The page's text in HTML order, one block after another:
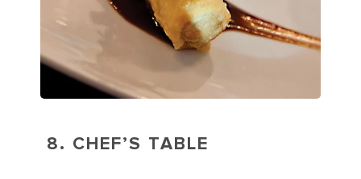
8. CHEF’S TABLE